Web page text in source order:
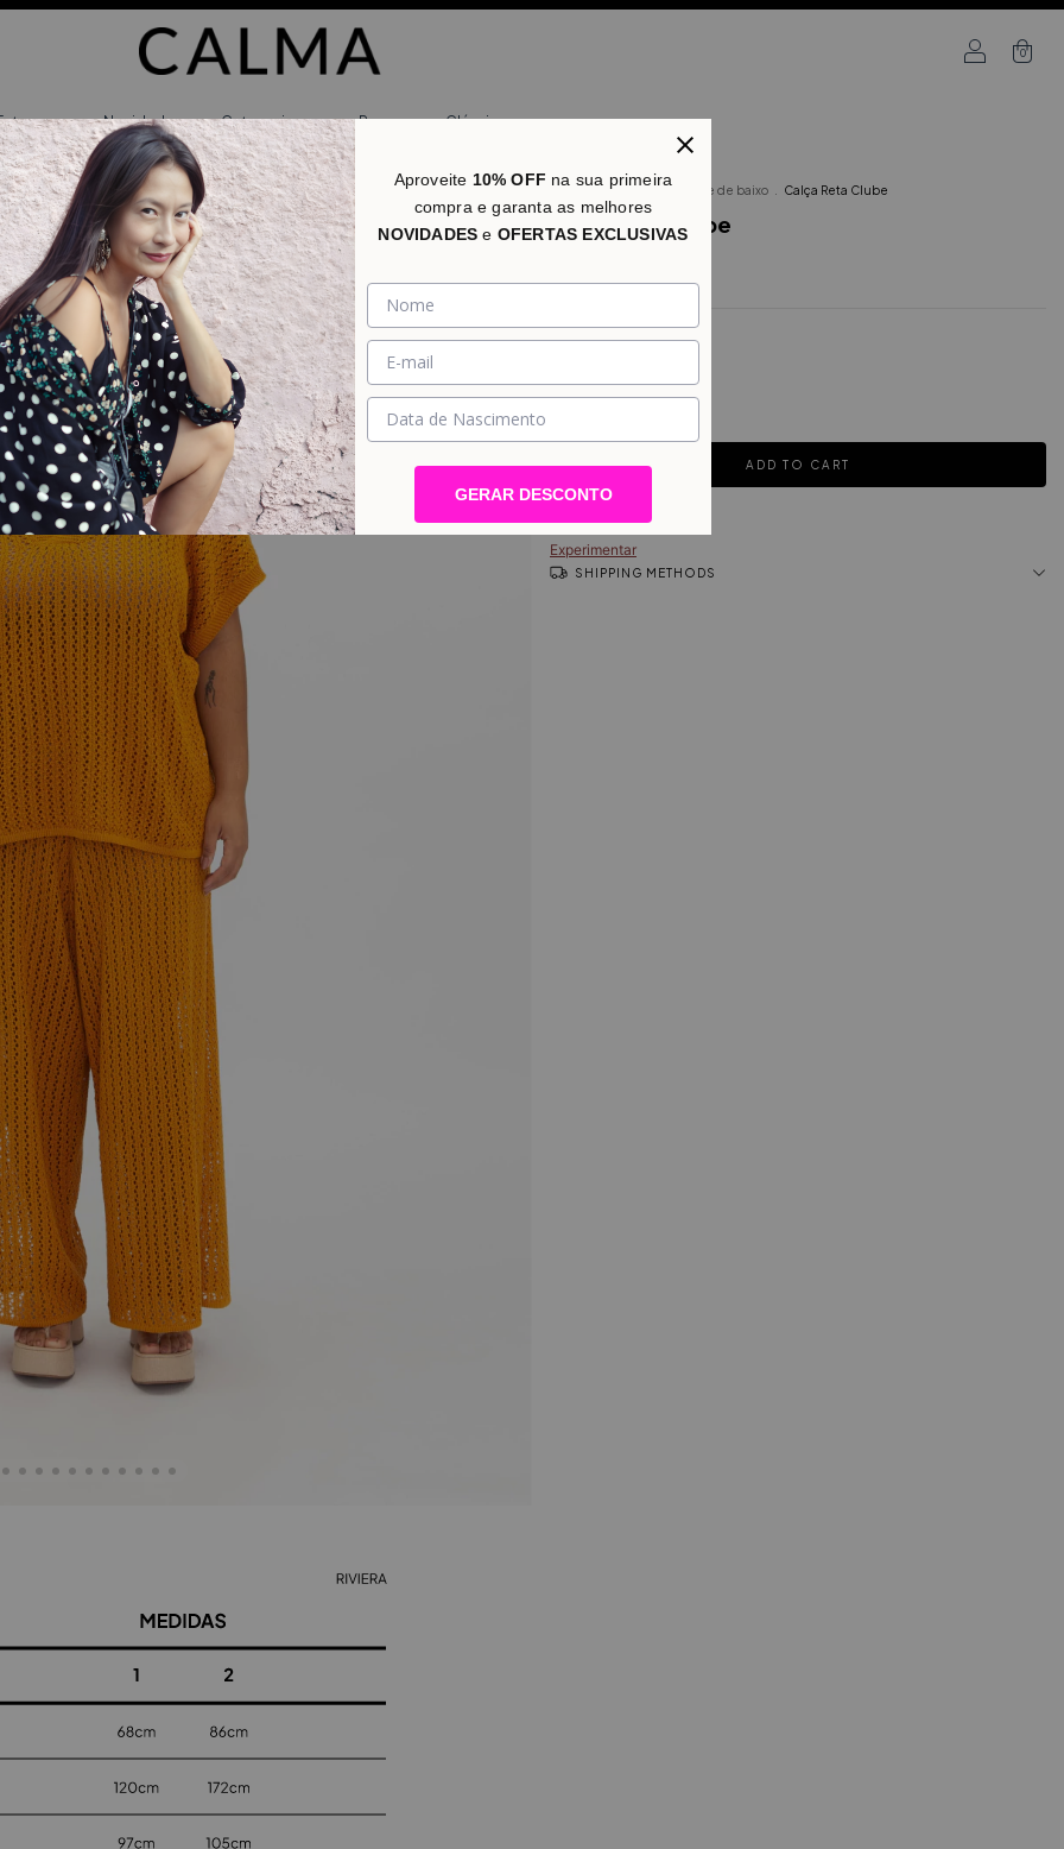
0
Novidades Categorias Promo Clássicos
Home . Categorias Parte de baixo Calça Reta Clube
Calça Reta Clube
Experimentar
SHIPPING METHODS
Aproveite 10% OFF na sua primeira
compra e garanta as melhores
NOVIDADESe OFERTAS EXCLUSIVAS
GERAR DESCONTO